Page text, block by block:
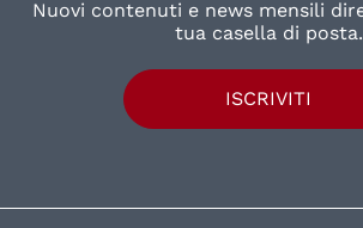
Nuovi contenuti e news mensili
tua casella di posta.
ISCRIVITI